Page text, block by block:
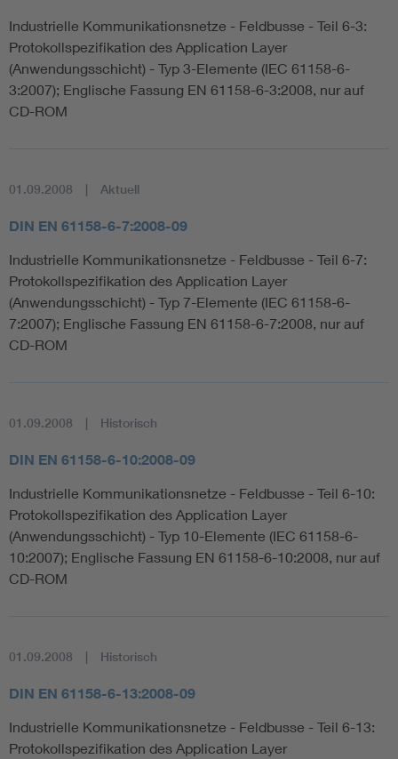
Industrielle Kommunikationsnetze - Feldbusse - Teil 6-3:
Protokollspezifikation des Application Layer
(Anwendungsschicht) - Typ 3-Elemente (IEC 61158-6-
3:2007); Englische Fassung EN 61158-6-3:2008, nur auf
CD-ROM
01.09.2008 Aktuell
DIN EN 61158-6-7:2008-09
Industrielle Kommunikationsnetze - Feldbusse - Teil 6-7:
Protokollspezifikation des Application Layer
(Anwendungsschicht) - Typ 7-Elemente (IEC 61158-6-
7:2007); Englische Fassung EN 61158-6-7:2008, nur auf
CD-ROM
01.09.2008 Historisch
DIN EN 61158-6-10:2008-09
Industrielle Kommunikationsnetze - Feldbusse - Teil 6-10:
Protokollspezifikation des Application Layer
(Anwendungsschicht) - Typ 10-Elemente (IEC 61158-6-
10:2007); Englische Fassung EN 61158-6-10:2008, nur auf
CD-ROM
01.09.2008 Historisch
DIN EN 61158-6-13:2008-09
Industrielle Kommunikationsnetze - Feldbusse - Teil 6-13:
Protokollspezifikation des Application Layer